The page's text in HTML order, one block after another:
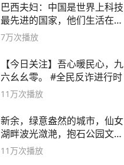
巴西夫妇：中国是世界上科技
最先进的国家，他们生活在
2999年
7万次播放
【今日关注】吾心暖民心，九
六幺幺零。 #全民反诈进行时
11万次播放
新余，绿意盎然的城市，仙女
湖畔波光潋滟，抱石公园文化
深邃……
11万次播放